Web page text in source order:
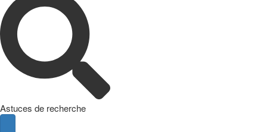
Astuces de recherche